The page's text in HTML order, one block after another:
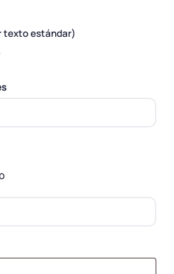
texto estándar)